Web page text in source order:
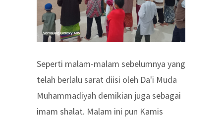
Seperti malam-malam sebelumnya yang
telah berlalu sarat diisi oleh Da'i Muda
Muhammadiyah demikian juga sebagai
imam shalat. Malam ini pun Kamis